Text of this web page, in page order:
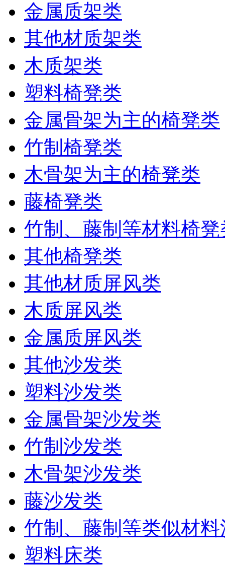
金属质架类
其他材质架类
木质架类
塑料椅凳类
金属骨架为主的椅凳类
竹制椅凳类
木骨架为主的椅凳类
藤椅凳类
竹制、藤制等材料椅凳
其他椅凳类
其他材质屏风类
木质屏风类
金属质屏风类
其他沙发类
塑料沙发类
金属骨架沙发类
竹制沙发类
木骨架沙发类
藤沙发类
竹制、藤制等类似材
塑料床类